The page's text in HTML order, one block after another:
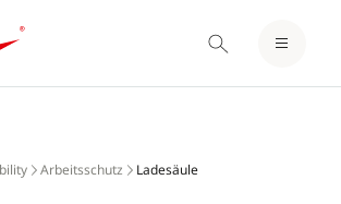
/ REGISTRIEREN
Arbeitsschutz Ladesäule